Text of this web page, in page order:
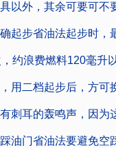
以外，其余可要可不
步省油法起步时，最
约浪费燃料120毫升
用二档起步后，方可
刺耳的轰鸣声，因为
门省油法要避免空踩